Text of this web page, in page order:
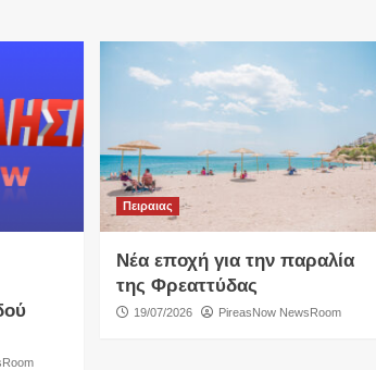
Πειραιας
Νέα εποχή για την παραλία
της Φρεαττύδας
19/07/2026 PireasNow NewsRoom